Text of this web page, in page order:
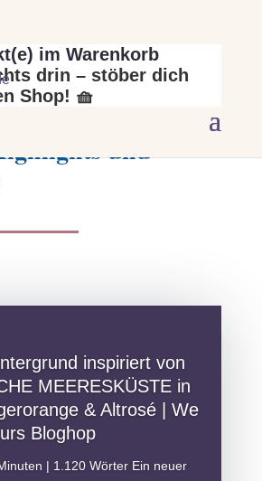
im Warenkorb
drin – stöber dich
Shop! 🧺
und
inspiriert von
MEERESKÜSTE in
& Altrosé | We
Bloghop
| 1.120 Wörter Ein neuer